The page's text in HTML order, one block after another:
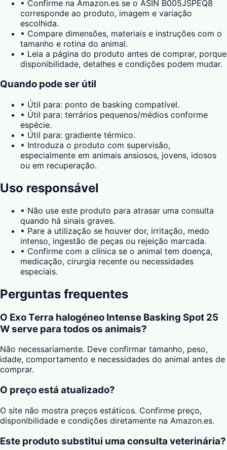
• Confirme na Amazon.es se o ASIN B005JSPEQ8
corresponde ao produto, imagem e variação
escolhida.
• Compare dimensões, materiais e instruções com o
tamanho e rotina do animal.
• Leia a página do produto antes de comprar, porque
disponibilidade, detalhes e condições podem mudar.
Quando pode ser útil
• Útil para: ponto de basking compatível.
• Útil para: terrários pequenos/médios conforme
espécie.
• Útil para: gradiente térmico.
• Introduza o produto com supervisão,
especialmente em animais ansiosos, jovens, idosos
ou em recuperação.
Uso responsável
• Não use este produto para atrasar uma consulta
quando há sinais graves.
• Pare a utilização se houver dor, irritação, medo
intenso, ingestão de peças ou rejeição marcada.
• Confirme com a clínica se o animal tem doença,
medicação, cirurgia recente ou necessidades
especiais.
Perguntas frequentes
O Exo Terra halogéneo Intense Basking Spot 25
W serve para todos os animais?
Não necessariamente. Deve confirmar tamanho, peso,
idade, comportamento e necessidades do animal antes de
comprar.
O preço está atualizado?
O site não mostra preços estáticos. Confirme preço,
disponibilidade e condições diretamente na Amazon.es.
Este produto substitui uma consulta veterinária?